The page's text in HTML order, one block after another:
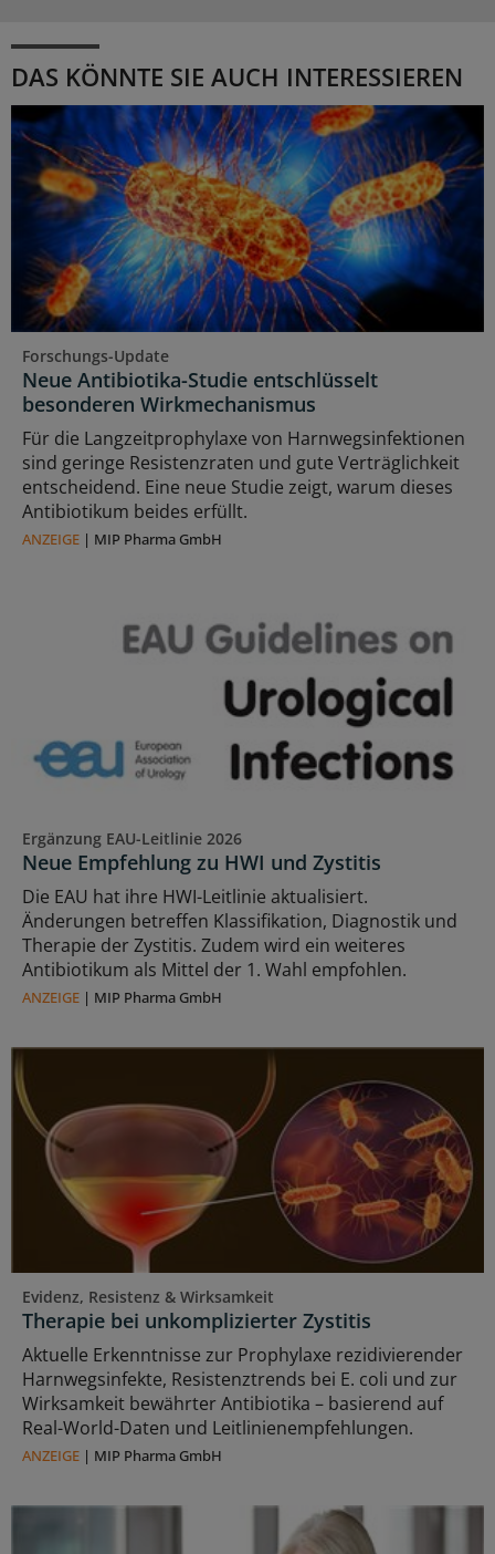
DAS KÖNNTE SIE AUCH INTERESSIEREN
Forschungs-Update
Neue Antibiotika-Studie entschlüsselt
besonderen Wirkmechanismus
Für die Langzeitprophylaxe von Harnwegsinfektionen
sind geringe Resistenzraten und gute Verträglichkeit
entscheidend. Eine neue Studie zeigt, warum dieses
Antibiotikum beides erfüllt.
ANZEIGE | MIP Pharma GmbH
Ergänzung EAU-Leitlinie 2026
Neue Empfehlung zu HWI und Zystitis
Die EAU hat ihre HWI-Leitlinie aktualisiert.
Änderungen betreffen Klassifikation, Diagnostik und
Therapie der Zystitis. Zudem wird ein weiteres
Antibiotikum als Mittel der 1. Wahl empfohlen.
ANZEIGE | MIP Pharma GmbH
Evidenz, Resistenz & Wirksamkeit
Therapie bei unkomplizierter Zystitis
Aktuelle Erkenntnisse zur Prophylaxe rezidivierender
Harnwegsinfekte, Resistenztrends bei E. coli und zur
Wirksamkeit bewährter Antibiotika – basierend auf
Real-World-Daten und Leitlinienempfehlungen.
ANZEIGE | MIP Pharma GmbH